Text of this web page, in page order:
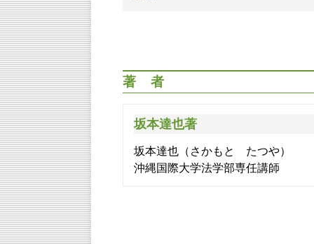
著者
坂本達也著
坂本達也（さかもと たつや）
沖縄国際大学法学部専任講師